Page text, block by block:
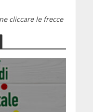
cliccare le frecce